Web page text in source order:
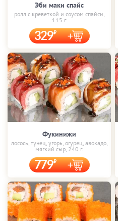
Эби маки спайс
ролл с креветкой и соусом спайси,
115 г.
329
Фукинижи
лосось, тунец, угорь, огурец, авокадо,
мягкий сыр, 240 г.
779